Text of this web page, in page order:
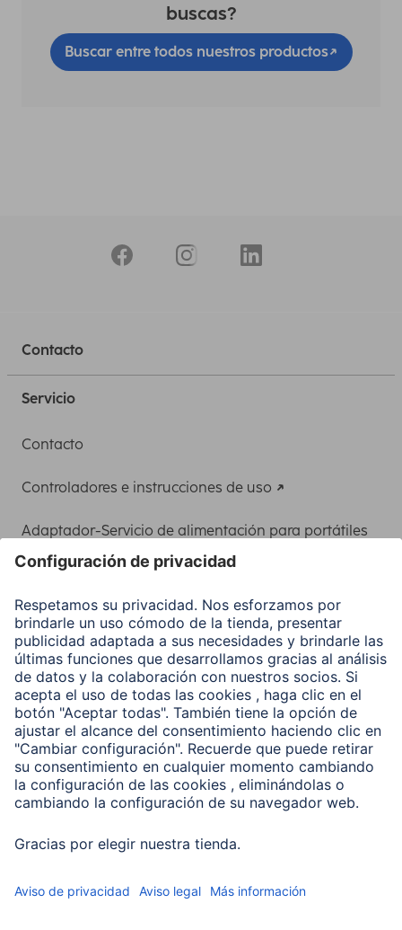
buscas?
Buscar entre todos nuestros productos
Contacto
Servicio
Contacto
Controladores e instrucciones de uso
Adaptador-Servicio de alimentación para portátiles
Clientes online
Conviértete en distribuidor
Compañía
Historia de la empresa
Hama en todo el Mundo
Sostenibilidad
Business-Portal